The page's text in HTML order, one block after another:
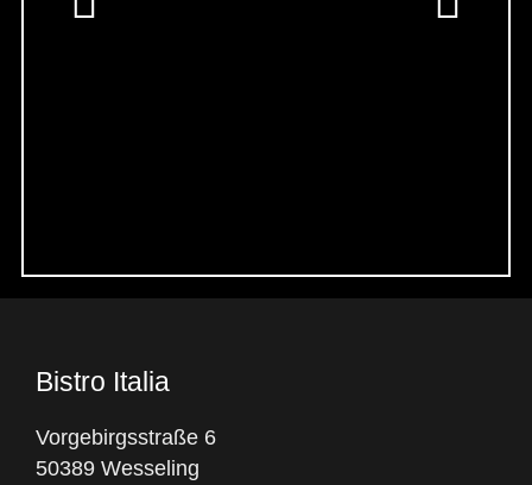
Bistro Italia
Vorgebirgsstraße 6
50389 Wesseling